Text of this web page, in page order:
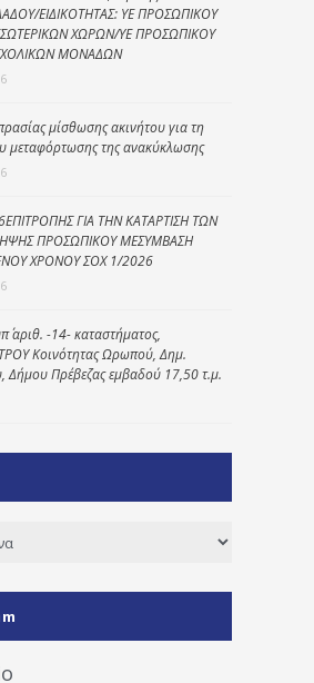
ΕΙΔΙΚΟΤΗΤΑΣ: ΥΕ ΠΡΟΣΩΠΙΚΟΥ
ΧΩΡΩΝ/ΥΕ ΠΡΟΣΩΠΙΚΟΥ
ΜΟΝΑΔΩΝ
μίσθωσης ακινήτου για τη
μεταφόρτωσης της ανακύκλωσης
ΓΙΑ ΤΗΝ ΚΑΤΑΡΤΙΣΗ ΤΩΝ
ΠΡΟΣΩΠΙΚΟΥ ΜΕΣΥΜΒΑΣΗ
ΧΡΟΝΟΥ ΣΟΧ 1/2026
αριθ. -14- καταστήματος,
Κοινότητας Ωρωπού, Δημ.
Δήμου Πρέβεζας εμβαδού 17,50 τ.μ.